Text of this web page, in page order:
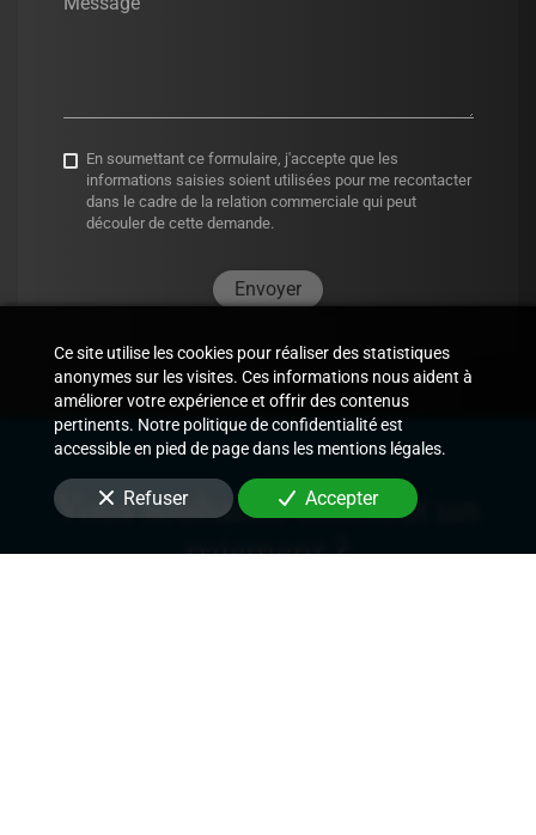
En soumettant ce formulaire, j'accepte que les
informations saisies soient utilisées pour me recontacter
dans le cadre de la relation commerciale qui peut
découler de cette demande.
Envoyer
Vous souhaitez effectuer un
paiement ?
Ce site utilise les cookies pour réaliser des statistiques
anonymes sur les visites. Ces informations nous aident à
améliorer votre expérience et offrir des contenus
pertinents. Notre politique de confidentialité est
accessible en pied de page dans les mentions légales.
Refuser Accepter